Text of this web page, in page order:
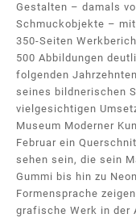
Gestalten – damals
Schmuckobjekte –
350-Seiten
500 Abbildungen
folgenden
seines bildnerischen
vielgesichtigen
Museum Moderner
Februar ein
sehen sein, die sein
Gummi bis hin zu
Formensprache
grafische Werk in der